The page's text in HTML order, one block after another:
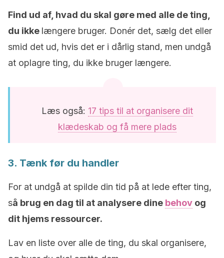
Find ud af, hvad du skal gøre med alle de ting,
du ikke længere bruger. Donér det, sælg det eller
smid det ud, hvis det er i dårlig stand, men undgå
at oplagre ting, du ikke bruger længere.
Læs også: 17 tips til at organisere dit
klædeskab og få mere plads
3. Tænk før du handler
For at undgå at spilde din tid på at lede efter ting,
så brug en dag til at analysere dine behov og
dit hjems ressourcer.
Lav en liste over alle de ting, du skal organisere,